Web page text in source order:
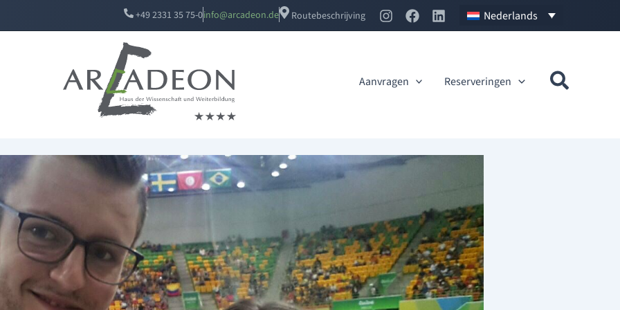
+49 2331 35 75-0 ed.no
edacr
a@ofn
i Routebeschrijving Nederlands
Aanvragen Reserveringen